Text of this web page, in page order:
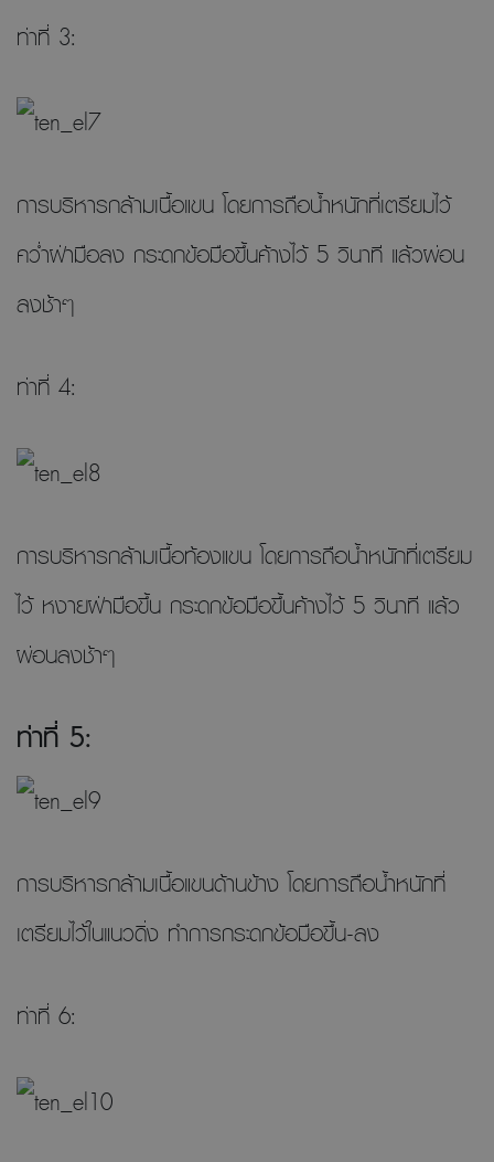
ท่าที่ 3:
การบริหารกล้ามเนื้อแขน โดยการถือน้ำหนักที่เตรียมไว้
คว่ำฝ่ามือลง กระดกข้อมือขึ้นค้างไว้ 5 วินาที แล้วผ่อน
ลงช้าๆ
ท่าที่ 4:
การบริหารกล้ามเนื้อท้องแขน โดยการถือน้ำหนักที่เตรียม
ไว้ หงายฝ่ามือขึ้น กระดกข้อมือขึ้นค้างไว้ 5 วินาที แล้ว
ผ่อนลงช้าๆ
ท่าที่ 5:
การบริหารกล้ามเนื้อแขนด้านข้าง โดยการถือน้ำหนักที่
เตรียมไว้ในแนวดิ่ง ทำการกระดกข้อมือขึ้น-ลง
ท่าที่ 6: